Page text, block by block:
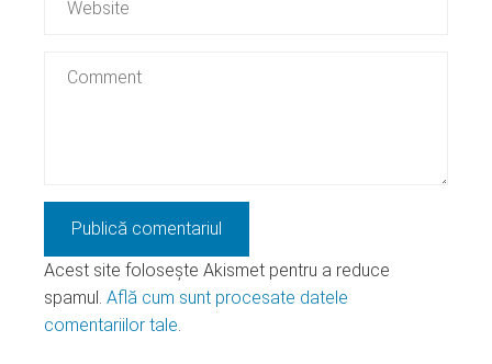
Acest site folosește Akismet pentru a reduce
spamul. Află cum sunt procesate datele
comentariilor tale.